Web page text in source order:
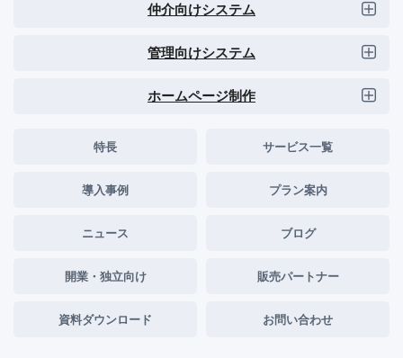
仲介向けシステム
管理向けシステム
ホームページ制作
特長 サービス一覧
導入事例 プラン案内
ニュース ブログ
開業・独立向け 販売パートナー
資料ダウンロード お問い合わせ